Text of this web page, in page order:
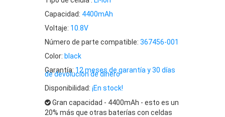
Capacidad: 4400mAh
Voltaje: 10.8V
Número de parte compatible: 367456-001
Color: black
Garantía: 12 meses de garantía y 30 días
de devolución de dinero
Disponibilidad: ¡En stock!
Gran capacidad - 4400mAh - esto es un
20% más que otras baterías con celdas